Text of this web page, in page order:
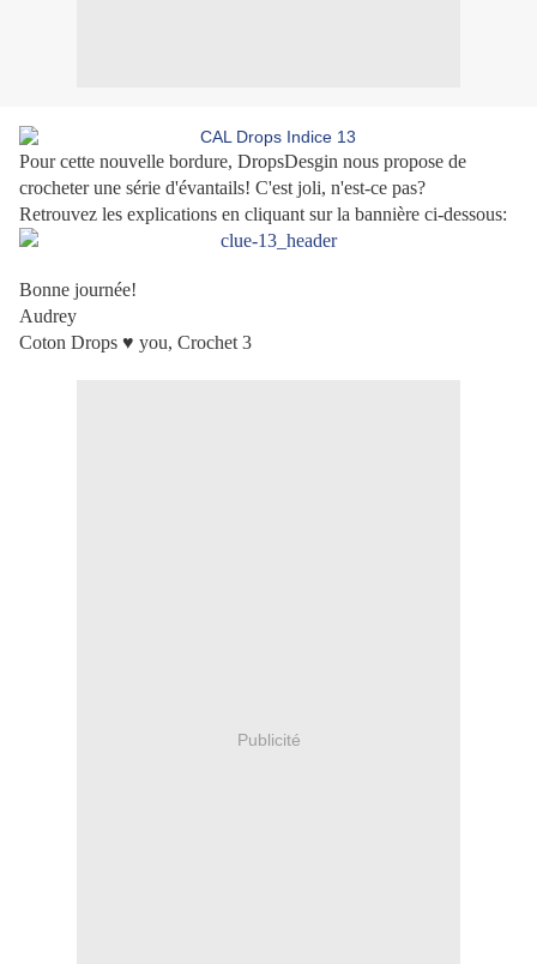
Pour cette nouvelle bordure, DropsDesgin nous propose de
crocheter une série d'évantails! C'est joli, n'est-ce pas?
Retrouvez les explications en cliquant sur la bannière ci-dessous:
Bonne journée!
Audrey
Coton Drops ♥ you, Crochet 3
Publicité